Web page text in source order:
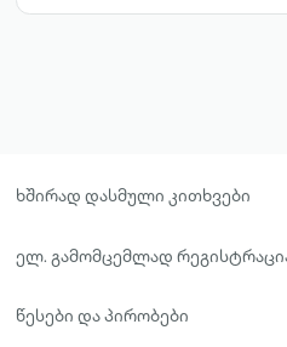
ხშირად დასმული კითხვები
ელ. გამომცემლად
წესები და პირობები